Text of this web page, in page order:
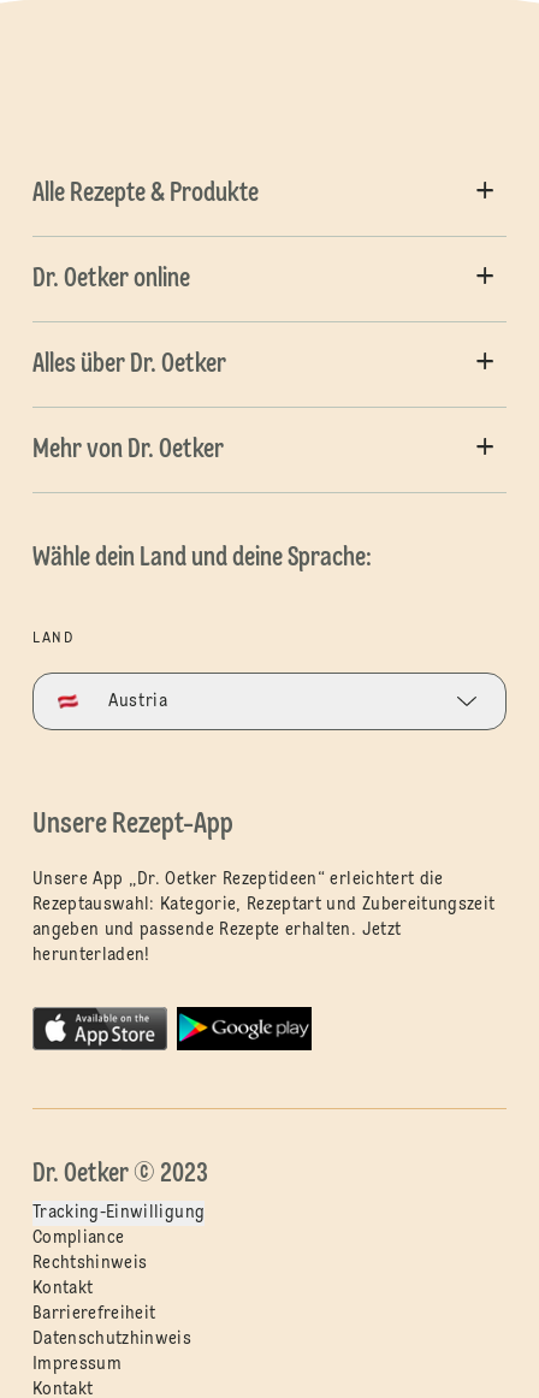
Alle Rezepte & Produkte
Dr. Oetker online
Alles über Dr. Oetker
Mehr von Dr. Oetker
Wähle dein Land und deine Sprache:
LAND
Austria
Unsere Rezept-App
Unsere App „Dr. Oetker Rezeptideen“ erleichtert die
Rezeptauswahl: Kategorie, Rezeptart und Zubereitungszeit
angeben und passende Rezepte erhalten. Jetzt
herunterladen!
Dr. Oetker © 2023
Tracking-Einwilligung
Compliance
Rechtshinweis
Kontakt
Barrierefreiheit
Datenschutzhinweis
Impressum
Kontakt